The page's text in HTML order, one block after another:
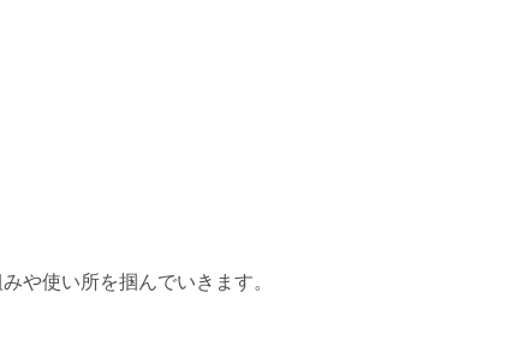
や使い所を掴んでいきます。